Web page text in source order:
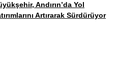
Andırın’da Yol
Artırarak Sürdürüyor